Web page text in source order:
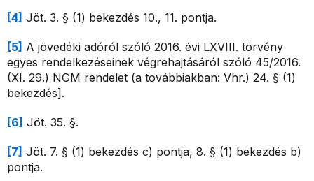
[4] Jöt. 3. § (1) bekezdés 10., 11. pontja.
[5] A jövedéki adóról szóló 2016. évi LXVIII. törvény
egyes rendelkezéseinek végrehajtásáról szóló 45/2016.
(XI. 29.) NGM rendelet (a továbbiakban: Vhr.) 24. § (1)
bekezdés].
[6] Jöt. 35. §.
[7] Jöt. 7. § (1) bekezdés c) pontja, 8. § (1) bekezdés b)
pontja.